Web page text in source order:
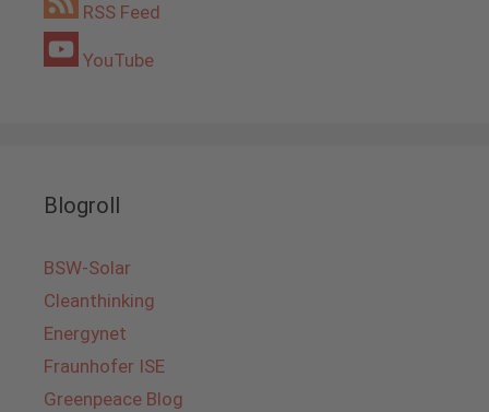
RSS Feed
YouTube
Blogroll
BSW-Solar
Cleanthinking
Energynet
Fraunhofer ISE
Greenpeace Blog